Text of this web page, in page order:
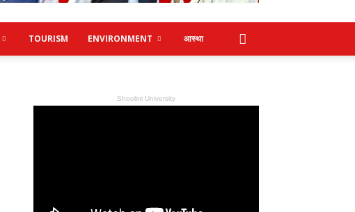
TOURISM ENVIRONMENT आस्था
Shoolini University